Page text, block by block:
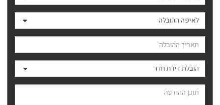
לאיפה ההובלה
תאריך ההובלה
סוג ההובלה
תוכן ההודעה